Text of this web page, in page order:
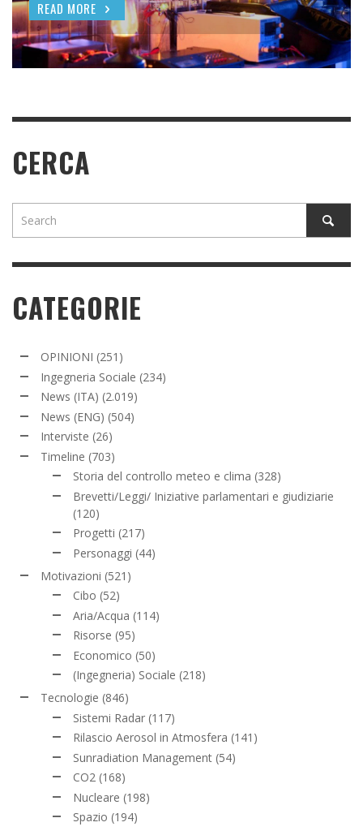
READ MORE
READ MORE
READ MORE
READ MORE
READ MORE
CERCA
CATEGORIE
OPINIONI (251)
Ingegneria Sociale (234)
News (ITA) (2.019)
News (ENG) (504)
Interviste (26)
Timeline (703)
Storia del controllo meteo e clima (328)
Brevetti/Leggi/ Iniziative parlamentari e giudiziarie
(120)
Progetti (217)
Personaggi (44)
Motivazioni (521)
Cibo (52)
Aria/Acqua (114)
Risorse (95)
Economico (50)
(Ingegneria) Sociale (218)
Tecnologie (846)
Sistemi Radar (117)
Rilascio Aerosol in Atmosfera (141)
Sunradiation Management (54)
CO2 (168)
Nucleare (198)
Spazio (194)